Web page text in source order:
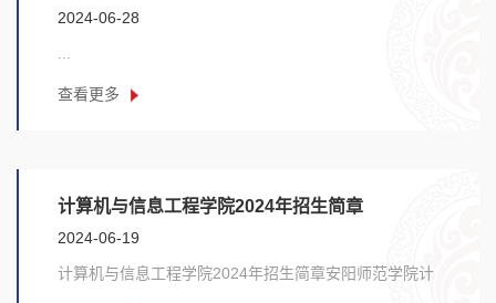
2024-06-28
查看更多
计算机与信息工程学院2024年招生简章
2024-06-19
计算机与信息工程学院2024年招生简章安阳师范学院计